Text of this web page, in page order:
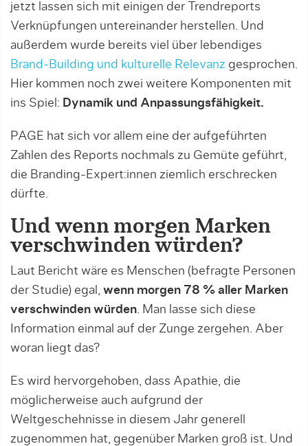
jetzt lassen sich mit einigen der Trendreports
Verknüpfungen untereinander herstellen. Und
außerdem wurde bereits viel über lebendiges
Brand-Building und kulturelle Relevanz gesprochen.
Hier kommen noch zwei weitere Komponenten mit
ins Spiel: Dynamik und Anpassungsfähigkeit.
PAGE hat sich vor allem eine der aufgeführten
Zahlen des Reports nochmals zu Gemüte geführt,
die Branding-Expert:innen ziemlich erschrecken
dürfte.
Und wenn morgen Marken
verschwinden würden?
Laut Bericht wäre es Menschen (befragte Personen
der Studie) egal, wenn morgen 78 % aller Marken
verschwinden würden. Man lasse sich diese
Information einmal auf der Zunge zergehen. Aber
woran liegt das?
Es wird hervorgehoben, dass Apathie, die
möglicherweise auch aufgrund der
Weltgeschehnisse in diesem Jahr generell
zugenommen hat, gegenüber Marken groß ist. Und